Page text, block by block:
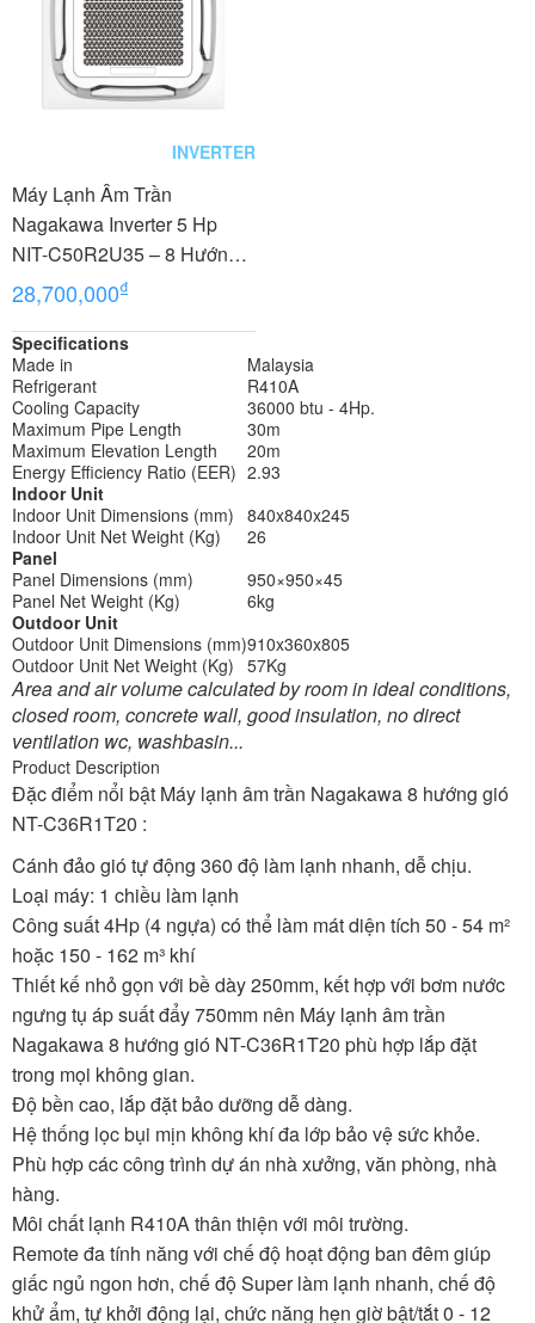
INVERTER
Máy Lạnh Âm Trần
Nagakawa Inverter 5 Hp
NIT-C50R2U35 – 8 Hướng
Thổi
28,700,000₫
Specifications
Made in
Malaysia
Refrigerant
R410A
Cooling Capacity
36000 btu - 4Hp.
Maximum Pipe Length
30m
Maximum Elevation Length
20m
Energy Efficiency Ratio (EER) 2.93
Indoor Unit
Indoor Unit Dimensions (mm) 840x840x245
Indoor Unit Net Weight (Kg)
26
Panel
Panel Dimensions (mm)
950×950×45
Panel Net Weight (Kg)
6kg
Outdoor Unit
Outdoor Unit Dimensions (mm)910x360x805
Outdoor Unit Net Weight (Kg) 57Kg
Area and air volume calculated by room in ideal conditions,
closed room, concrete wall, good insulation, no direct
ventilation wc, washbasin...
Product Description
Đặc điểm nổi bật Máy lạnh âm trần Nagakawa 8 hướng gió
NT-C36R1T20 :
Cánh đảo gió tự động 360 độ làm lạnh nhanh, dễ chịu.
Loại máy: 1 chiều làm lạnh
Công suất 4Hp (4 ngựa) có thể làm mát diện tích 50 - 54 m²
hoặc 150 - 162 m³ khí
Thiết kế nhỏ gọn với bề dày 250mm, kết hợp với bơm nước
ngưng tụ áp suất đẩy 750mm nên Máy lạnh âm trần
Nagakawa 8 hướng gió NT-C36R1T20 phù hợp lắp đặt
trong mọi không gian.
Độ bền cao, lắp đặt bảo dưỡng dễ dàng.
Hệ thống lọc bụi mịn không khí đa lớp bảo vệ sức khỏe.
Phù hợp các công trình dự án nhà xưởng, văn phòng, nhà
hàng.
Môi chất lạnh R410A thân thiện với môi trường.
Remote đa tính năng với chế độ hoạt động ban đêm giúp
giấc ngủ ngon hơn, chế độ Super làm lạnh nhanh, chế độ
khử ẩm, tự khởi động lại, chức năng hẹn giờ bật/tắt 0 - 12